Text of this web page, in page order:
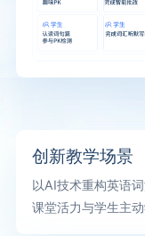
创新教学场景
以AI技术重构英语
课堂活力与学生主动